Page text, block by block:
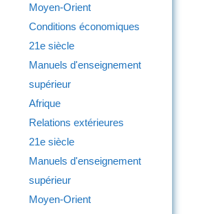
Moyen-Orient
Conditions économiques
21e siècle
Manuels d'enseignement
supérieur
Afrique
Relations extérieures
21e siècle
Manuels d'enseignement
supérieur
Moyen-Orient